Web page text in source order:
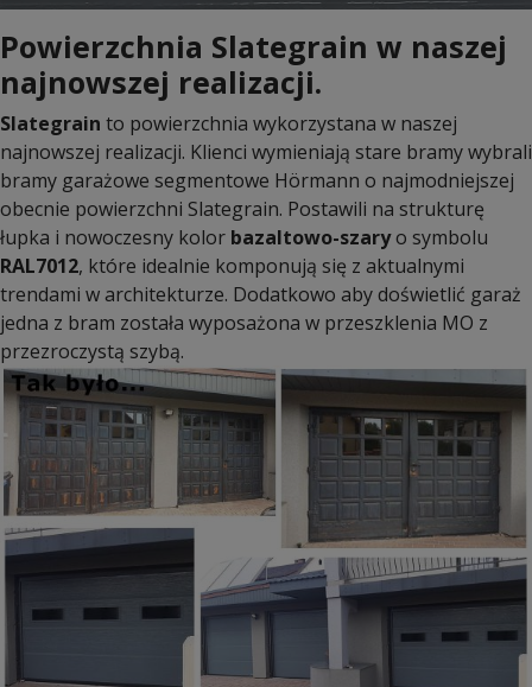
Powierzchnia Slategrain w naszej
najnowszej realizacji.
Slategrain to powierzchnia wykorzystana w naszej
najnowszej realizacji. Klienci wymieniają stare bramy wybrali
bramy garażowe segmentowe Hörmann o najmodniejszej
obecnie powierzchni Slategrain. Postawili na strukturę
łupka i nowoczesny kolor bazaltowo-szaryo symbolu
RAL7012, które idealnie komponują się z aktualnymi
trendami w architekturze. Dodatkowo aby doświetlić garaż
jedna z bram została wyposażona w przeszklenia MO z
przezroczystą szybą.